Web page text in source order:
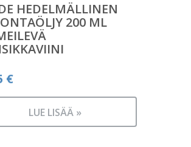
HEDELMÄLLINEN
200 ML
€
LUE LISÄÄ »